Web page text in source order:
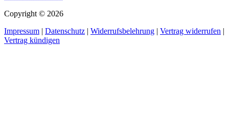
Copyright © 2026
Impressum | Datenschutz | Widerrufsbelehrung | Vertrag widerrufen |
Vertrag kündigen